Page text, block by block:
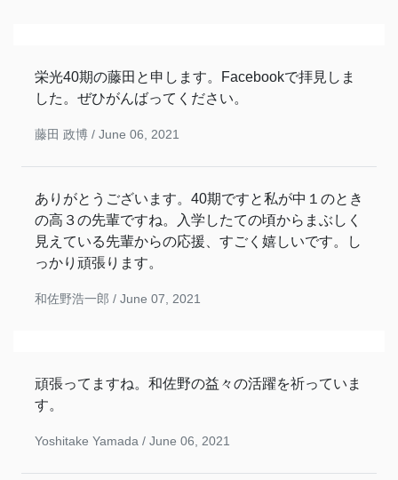
栄光40期の藤田と申します。Facebookで拝見しま
した。ぜひがんばってください。
藤田 政博 / June 06, 2021
ありがとうございます。40期ですと私が中１のとき
の高３の先輩ですね。入学したての頃からまぶしく
見えている先輩からの応援、すごく嬉しいです。し
っかり頑張ります。
和佐野浩一郎 / June 07, 2021
頑張ってますね。和佐野の益々の活躍を祈っていま
す。
Yoshitake Yamada / June 06, 2021